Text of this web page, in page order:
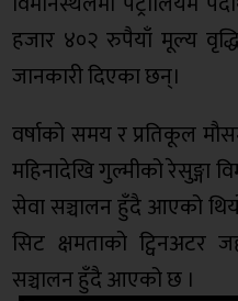
हजार ४०२ रुपैयाँ मूल्य
जानकारी दिएका छन्।
वर्षाको समय र प्रतिकूल
महिनादेखि गुल्मीको रेसुङ्गा
सेवा सञ्चालन हुँदै आएको
सिट क्षमताको ट्विनअटर
सञ्चालन हुँदै आएको छ ।